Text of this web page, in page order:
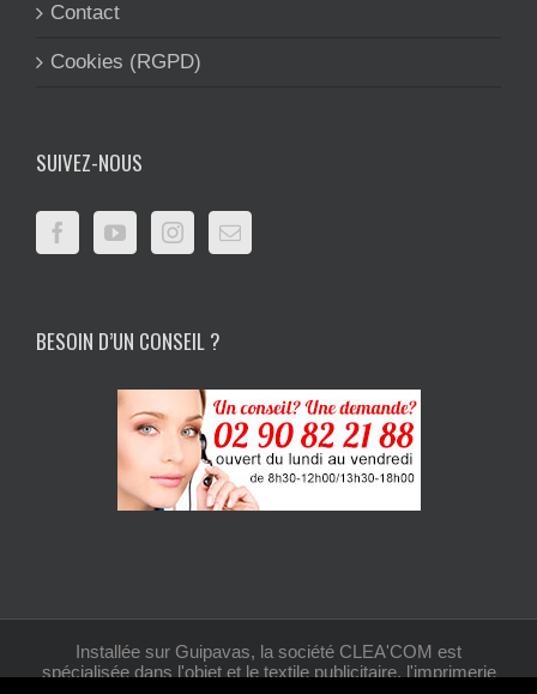
Contact
Cookies (RGPD)
SUIVEZ-NOUS
BESOIN D’UN CONSEIL ?
Installée sur Guipavas, la société CLEA'COM est
spécialisée dans l'objet et le textile publicitaire, l'imprimerie